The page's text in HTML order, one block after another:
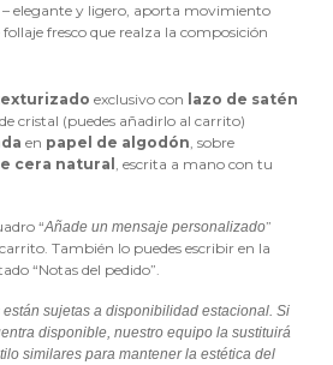
– elegante y ligero, aporta movimiento
follaje fresco que realza la composición
exclusivo con lazo de satén
cristal (puedes añadirlo al carrito)
en papel de algodón, sobre
cera natural , escrita a mano con tu
“Añade un mensaje personalizado”
También lo puedes escribir en la
“Notas del pedido”.
sujetas a disponibilidad estacional. Si
disponible, nuestro equipo la sustituirá
similares para mantener la estética del